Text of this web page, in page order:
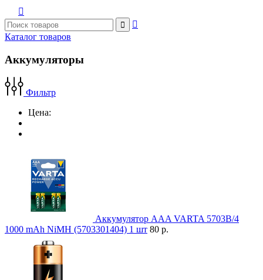



Каталог товаров
Аккумуляторы
Фильтр
Цена:
Аккумулятор AAA VARTA 5703B/4
1000 mAh NiMH (5703301404) 1 шт 80 р.